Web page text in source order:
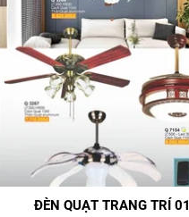
ĐÈN QUẠT TRANG TRÍ 01